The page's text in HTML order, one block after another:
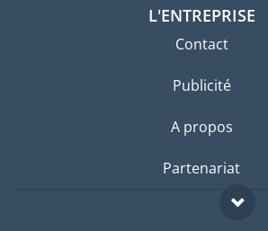
L'ENTREPRISE
Contact
Publicité
A propos
Partenariat